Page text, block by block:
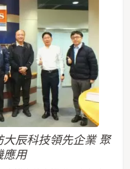
辰科技領先企業 聚
應用